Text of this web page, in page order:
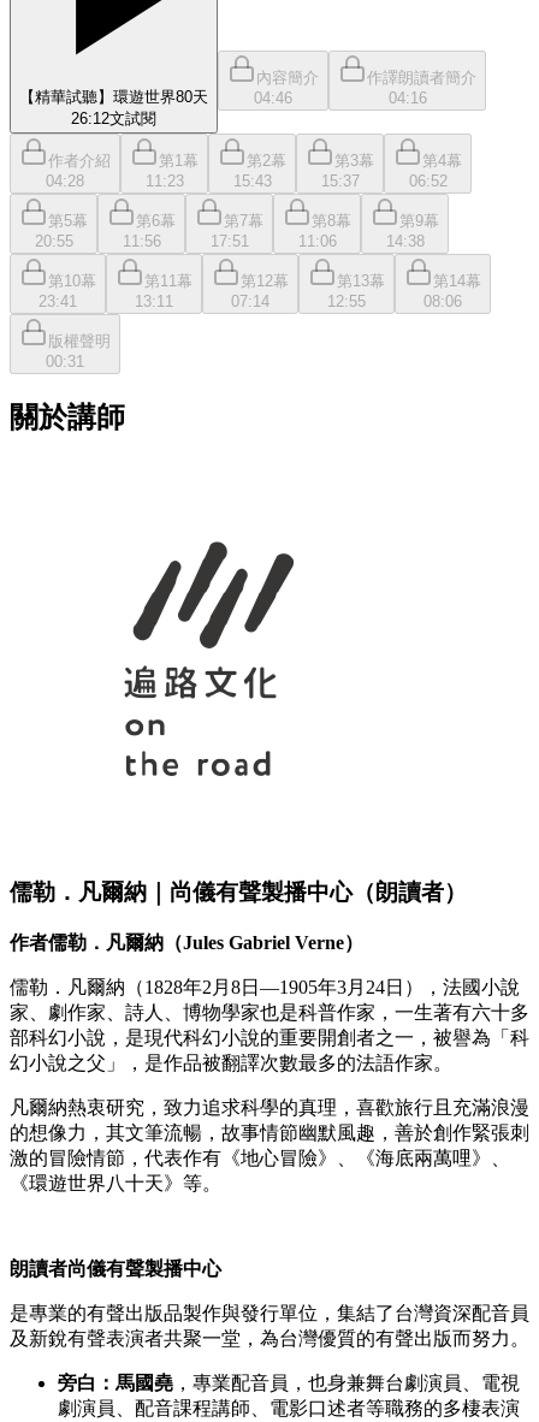
【精華試聽】環遊世界80天
26:12文試閱
內容簡介
04:46
作譯朗讀者簡介
04:16
作者介紹
04:28
第1幕
11:23
第2幕
15:43
第3幕
15:37
第4幕
06:52
第5幕
20:55
第6幕
11:56
第7幕
17:51
第8幕
11:06
第9幕
14:38
第10幕
23:41
第11幕
13:11
第12幕
07:14
第13幕
12:55
第14幕
08:06
版權聲明
00:31
關於講師
儒勒．凡爾納｜尚儀有聲製播中心（朗讀者）
作者儒勒．凡爾納（Jules Gabriel Verne）
儒勒．凡爾納（1828年2月8日—1905年3月24日），法國小說
家、劇作家、詩人、博物學家也是科普作家，一生著有六十多
部科幻小說，是現代科幻小說的重要開創者之一，被譽為「科
幻小說之父」，是作品被翻譯次數最多的法語作家。
凡爾納熱衷研究，致力追求科學的真理，喜歡旅行且充滿浪漫
的想像力，其文筆流暢，故事情節幽默風趣，善於創作緊張刺
激的冒險情節，代表作有《地心冒險》、《海底兩萬哩》、
《環遊世界八十天》等。
朗讀者尚儀有聲製播中心
是專業的有聲出版品製作與發行單位，集結了台灣資深配音員
及新銳有聲表演者共聚一堂，為台灣優質的有聲出版而努力。
旁白：馬國堯 ，專業配音員，也身兼舞台劇演員、電視
劇演員、配音課程講師、電影口述者等職務的多棲表演